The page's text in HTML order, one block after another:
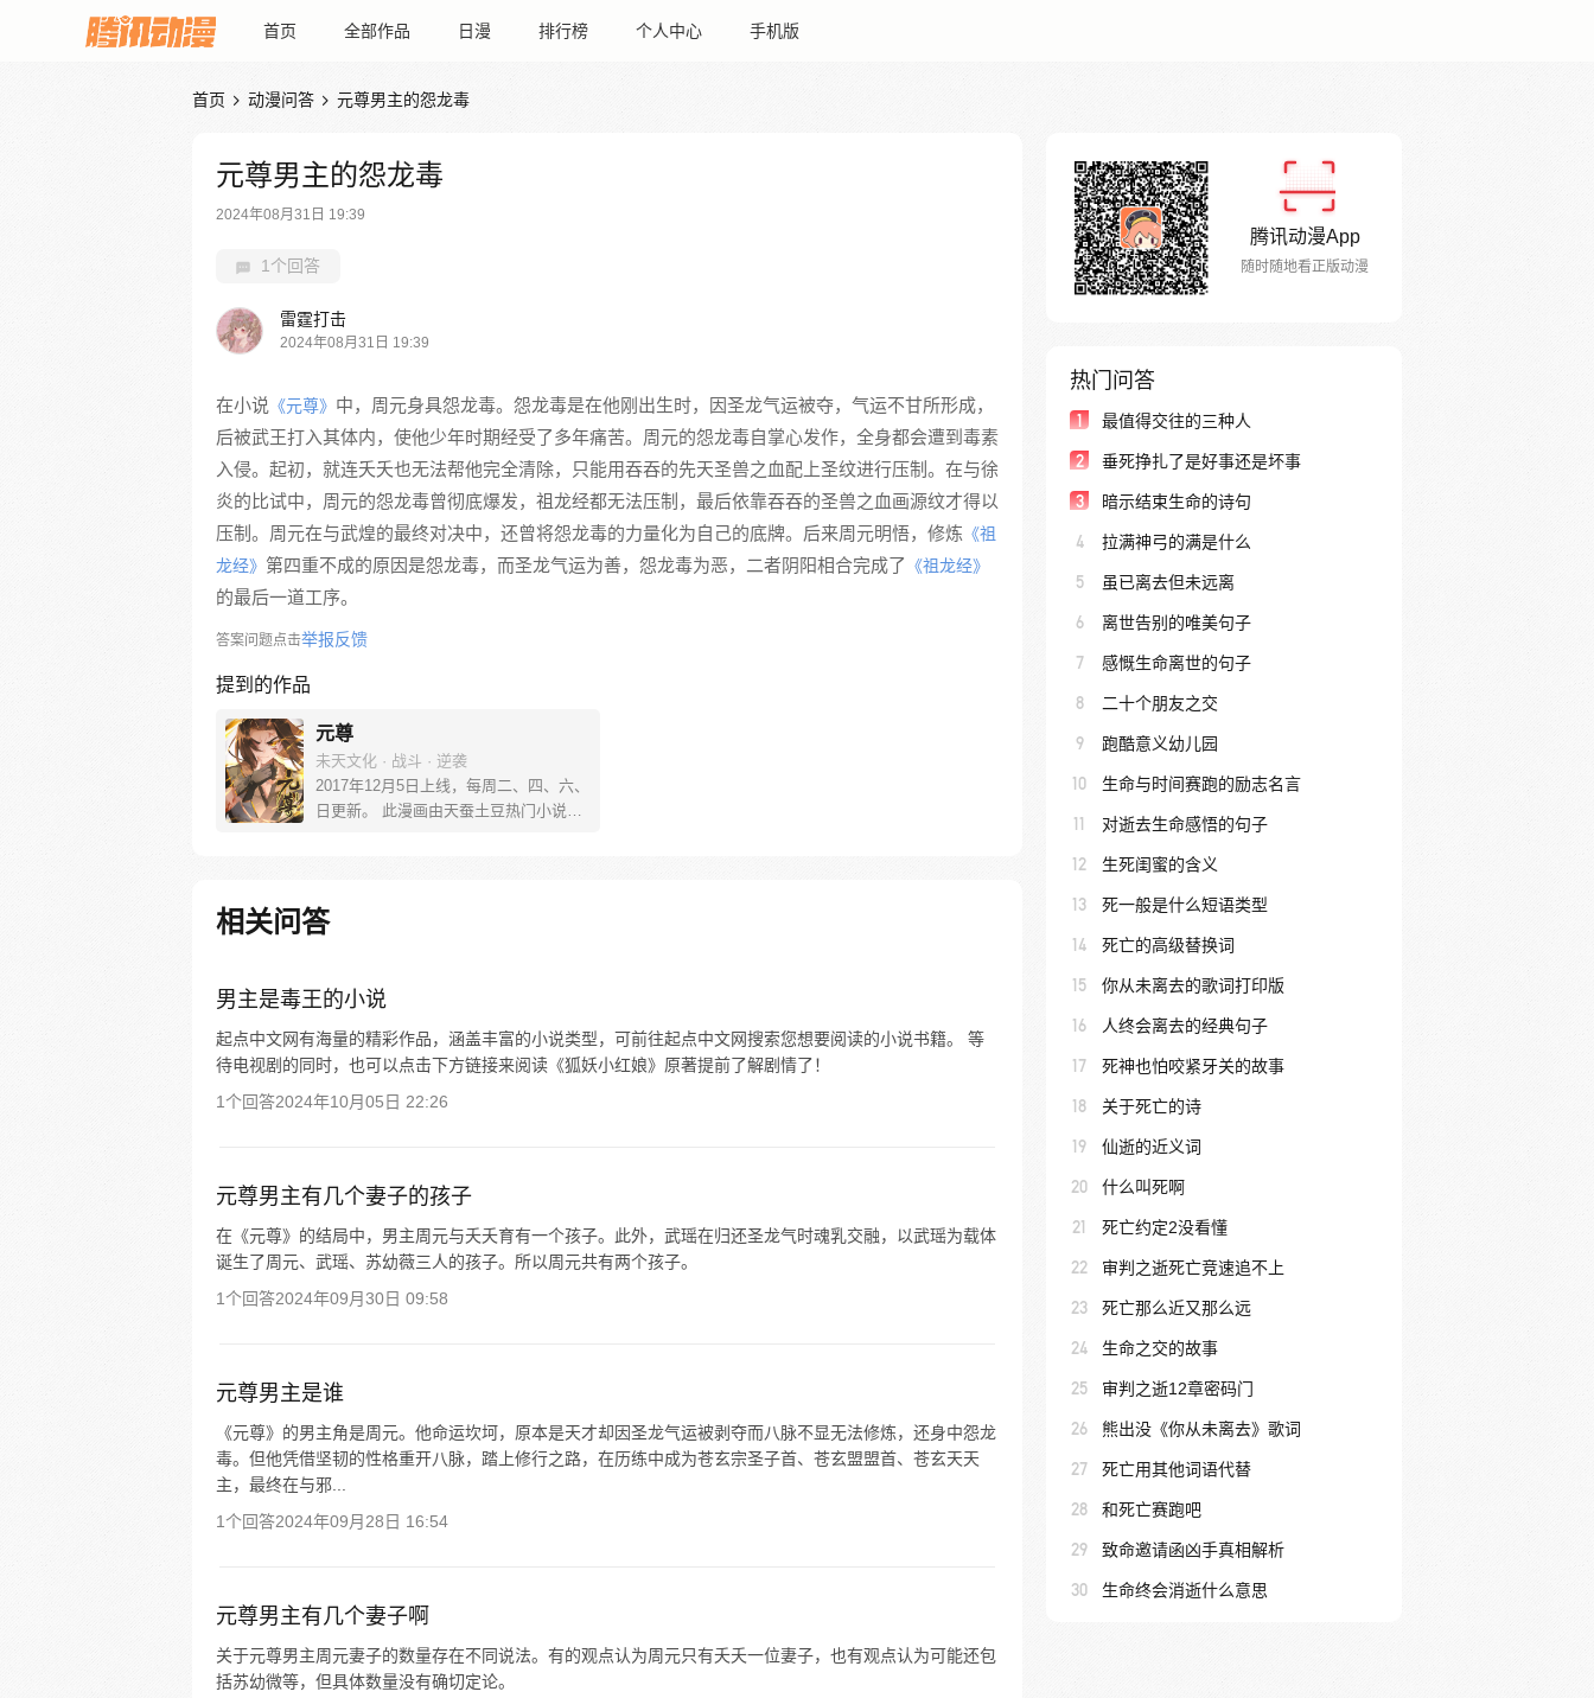
首页 全部作品 日漫 排行榜 个人中心 手机版
首页  动漫问答  元尊男主的怨龙毒
元尊男主的怨龙毒
2024年08月31日 19:39
1个回答
雷霆打击
2024年08月31日 19:39
在小说 《元尊》 中，周元身具怨龙毒。怨龙毒是在他刚出生时，因圣龙气运被夺，气运不甘所形成，
后被武王打入其体内，使他少年时期经受了多年痛苦。周元的怨龙毒自掌心发作，全身都会遭到毒素
入侵。起初，就连夭夭也无法帮他完全清除，只能用吞吞的先天圣兽之血配上圣纹进行压制。在与徐
炎的比试中，周元的怨龙毒曾彻底爆发，祖龙经都无法压制，最后依靠吞吞的圣兽之血画源纹才得以
压制。周元在与武煌的最终对决中，还曾将怨龙毒的力量化为自己的底牌。后来周元明悟，修炼 《祖
龙经》 第四重不成的原因是怨龙毒，而圣龙气运为善，怨龙毒为恶，二者阴阳相合完成了 《祖龙经》
的最后一道工序。
答案问题点击举报反馈
提到的作品
元尊
未天文化 · 战斗 · 逆袭
2017年12月5日上线，每周二、四、六、
日更新。 此漫画由天蚕土豆热门小说
起？！
相关问答
男主是毒王的小说
起点中文网有海量的精彩作品，涵盖丰富的小说类型，可前往起点中文网搜索您想要阅读的小说书籍。 等
待电视剧的同时，也可以点击下方链接来阅读《狐妖小红娘》原著提前了解剧情了！
1个回答2024年10月05日 22:26
元尊男主有几个妻子的孩子
在《元尊》的结局中，男主周元与夭夭育有一个孩子。此外，武瑶在归还圣龙气时魂乳交融，以武瑶为载体
诞生了周元、武瑶、苏幼薇三人的孩子。所以周元共有两个孩子。
1个回答2024年09月30日 09:58
元尊男主是谁
《元尊》的男主角是周元。他命运坎坷，原本是天才却因圣龙气运被剥夺而八脉不显无法修炼，还身中怨龙
毒。但他凭借坚韧的性格重开八脉，踏上修行之路，在历练中成为苍玄宗圣子首、苍玄盟盟首、苍玄天天
主，最终在与邪...
1个回答2024年09月28日 16:54
元尊男主有几个妻子啊
关于元尊男主周元妻子的数量存在不同说法。有的观点认为周元只有夭夭一位妻子，也有观点认为可能还包
括苏幼微等，但具体数量没有确切定论。
腾讯动漫App
随时随地看正版动漫
热门问答
1 最值得交往的三种人
2 垂死挣扎了是好事还是坏事
3 暗示结束生命的诗句
4 拉满神弓的满是什么
5 虽已离去但未远离
6 离世告别的唯美句子
7 感慨生命离世的句子
8 二十个朋友之交
9 跑酷意义幼儿园
10 生命与时间赛跑的励志名言
11 对逝去生命感悟的句子
12 生死闺蜜的含义
13 死一般是什么短语类型
14 死亡的高级替换词
15 你从未离去的歌词打印版
16 人终会离去的经典句子
17 死神也怕咬紧牙关的故事
18 关于死亡的诗
19 仙逝的近义词
20 什么叫死啊
21 死亡约定2没看懂
22 审判之逝死亡竞速追不上
23 死亡那么近又那么远
24 生命之交的故事
25 审判之逝12章密码门
26 熊出没《你从未离去》歌词
27 死亡用其他词语代替
28 和死亡赛跑吧
29 致命邀请函凶手真相解析
30 生命终会消逝什么意思